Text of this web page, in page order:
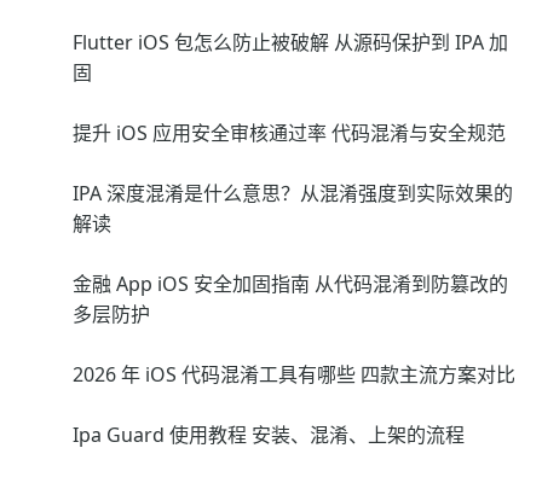
Flutter iOS 包怎么防止被破解 从源码保护到 IPA 加
固
提升 iOS 应用安全审核通过率 代码混淆与安全规范
IPA 深度混淆是什么意思？从混淆强度到实际效果的
解读
金融 App iOS 安全加固指南 从代码混淆到防篡改的
多层防护
2026 年 iOS 代码混淆工具有哪些 四款主流方案对比
Ipa Guard 使用教程 安装、混淆、上架的流程